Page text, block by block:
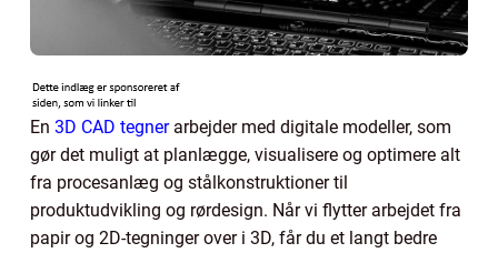
En 3D CAD tegnerarbejder med digitale modeller, som
gør det muligt at planlægge, visualisere og optimere alt
fra procesanlæg og stålkonstruktioner til
produktudvikling og rørdesign. Når vi flytter arbejdet fra
papir og 2D-tegninger over i 3D, får du et langt bedre